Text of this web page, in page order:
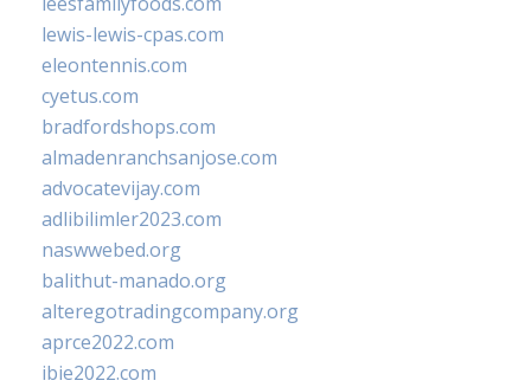
lewis-lewis-cpas.com
eleontennis.com
cyetus.com
bradfordshops.com
almadenranchsanjose.com
advocatevijay.com
adlibilimler2023.com
naswwebed.org
balithut-manado.org
alteregotradingcompany.org
aprce2022.com
ibie2022.com